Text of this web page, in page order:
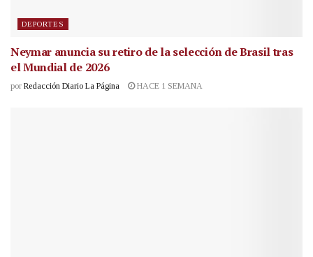
DEPORTES
Neymar anuncia su retiro de la selección de Brasil tras
el Mundial de 2026
por Redacción Diario La Página HACE 1 SEMANA